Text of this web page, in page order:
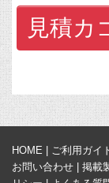
見積カ
HOME | ご利用ガイ
お問い合わせ | 掲載